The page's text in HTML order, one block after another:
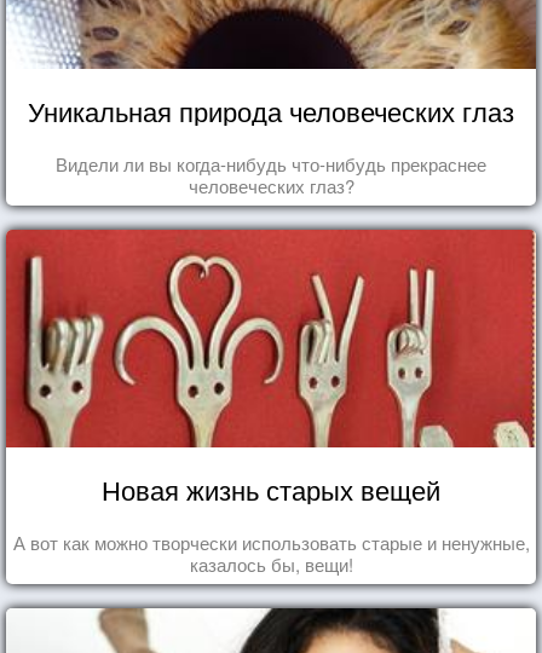
Уникальная природа человеческих глаз
Видели ли вы когда-нибудь что-нибудь прекраснее
человеческих глаз?
Новая жизнь старых вещей
А вот как можно творчески использовать старые и ненужные,
казалось бы, вещи!